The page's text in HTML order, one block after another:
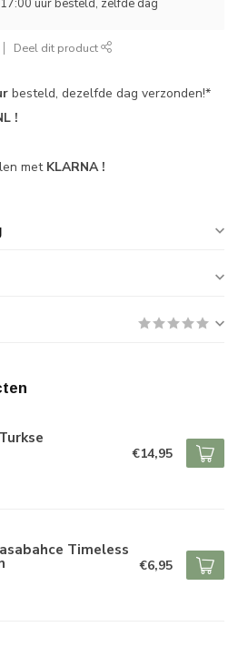
uur besteld, zelfde dag
Deel dit product
besteld, dezelfde dag verzonden!*
!
met KLARNA !
€14,95
Timeless
€6,95